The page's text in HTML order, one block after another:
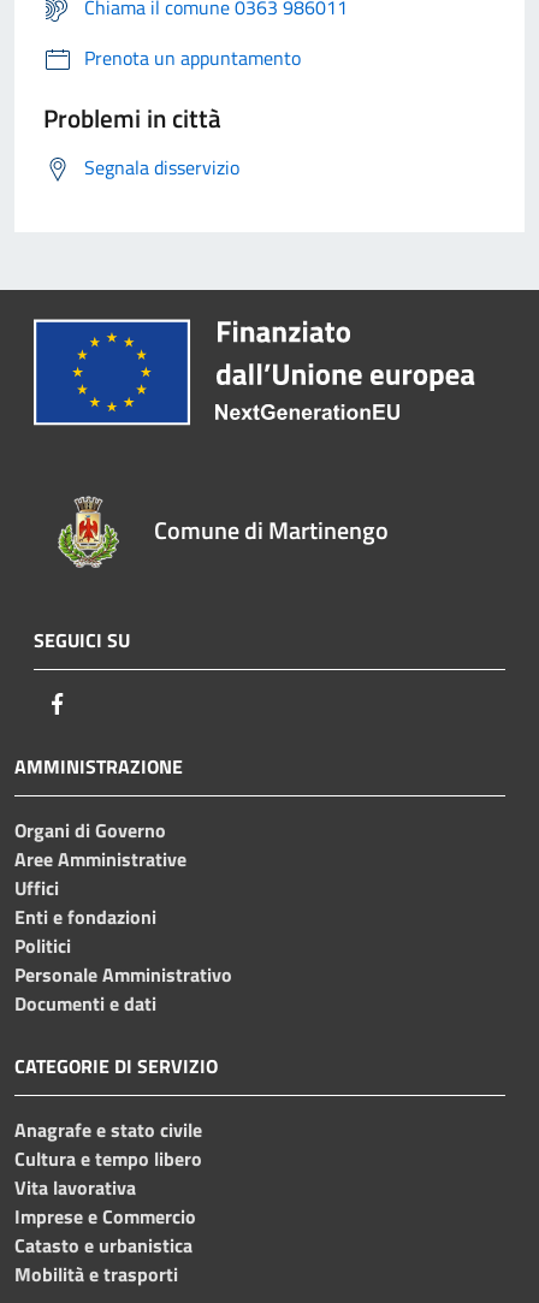
Chiama il comune 0363 986011
Prenota un appuntamento
Problemi in città
Segnala disservizio
Comune di Martinengo
SEGUICI SU
AMMINISTRAZIONE
Organi di Governo
Aree Amministrative
Uffici
Enti e fondazioni
Politici
Personale Amministrativo
Documenti e dati
CATEGORIE DI SERVIZIO
Anagrafe e stato civile
Cultura e tempo libero
Vita lavorativa
Imprese e Commercio
Catasto e urbanistica
Mobilità e trasporti